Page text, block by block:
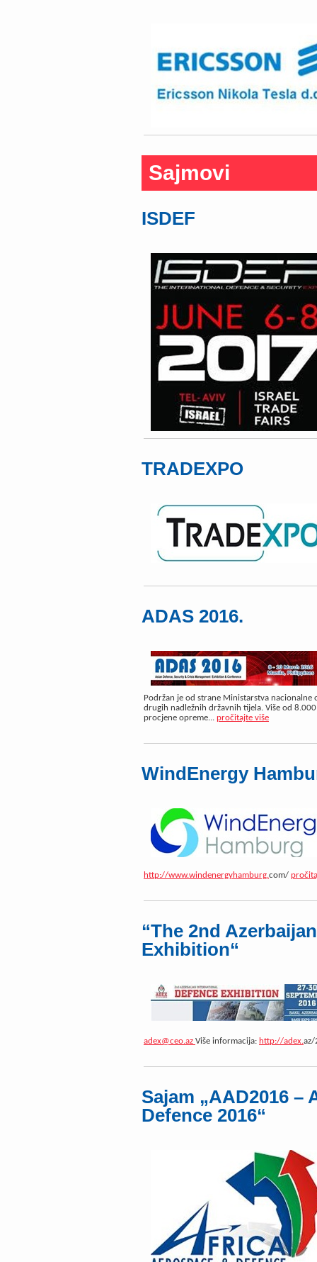
Sajmovi
ISDEF
TRADEXPO
ADAS 2016.
Podržan je od strane Ministarstva nacionalne
drugih nadležnih državnih tijela. Više od
procjene opreme... pročitajte više
WindEnergy
http://www.windenergyhamburg.com/
“The 2nd
Exhibition“
adex@ceo.az Više informacija: http://adex.az/
Sajam „AAD2016 –
Defence 2016“